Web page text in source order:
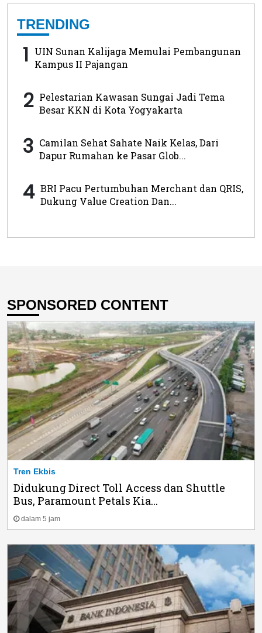
TRENDING
1 UIN Sunan Kalijaga Memulai Pembangunan
Kampus II Pajangan
2 Pelestarian Kawasan Sungai Jadi Tema
Besar KKN di Kota Yogyakarta
3 Camilan Sehat Sahate Naik Kelas, Dari
Dapur Rumahan ke Pasar Glob...
4 BRI Pacu Pertumbuhan Merchant dan QRIS,
Dukung Value Creation Dan...
SPONSORED CONTENT
Tren Ekbis
Didukung Direct Toll Access dan Shuttle
Bus, Paramount Petals Kia...
dalam 5 jam